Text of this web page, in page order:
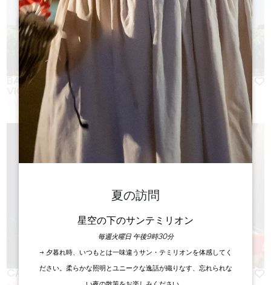
BALADE À VÉLO ET PIQUE-NIQUE DANS LES
VIGNES
SAINT-EMILION
CAFÉ THÉÂTRE
夏の訪問
星空の下のサンテミリオン
毎週火曜日 午後9時30分
→ 夕暮れ時、いつもとは一味違うサン・テミリオンを体感してく
ださい。柔らかな照明とユニークな逸話が織りなす、忘れられな